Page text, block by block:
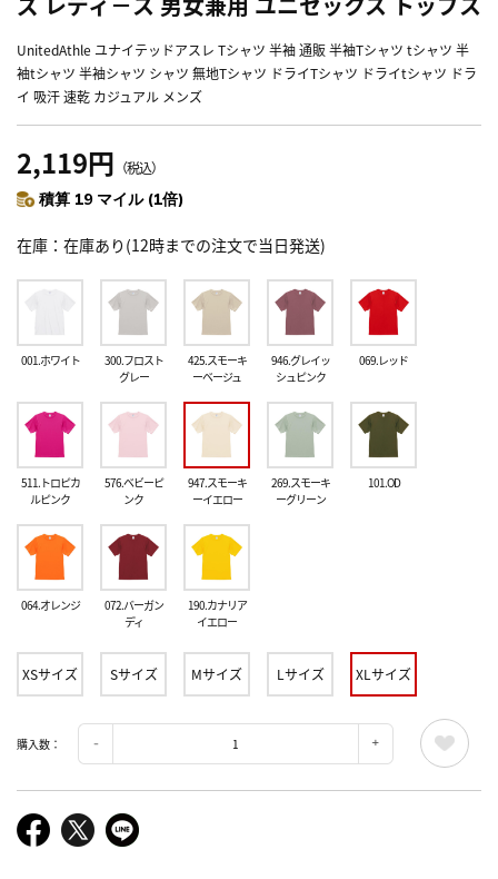
UnitedAthle ユナイテッドアスレ Tシャツ 半袖 通販 半袖Tシャツ tシャツ 半
袖tシャツ 半袖シャツ シャツ 無地Tシャツ ドライTシャツ ドライtシャツ ドラ
イ 吸汗 速乾 カジュアル メンズ
2,119円 （税込）
積算 19 マイル (1倍)
在庫 在庫あり(12時までの注文で当日発送)
001.ホワイト
300.フロスト
グレー
425.スモーキ
ーベージュ
946.グレイッ
シュピンク
069.レッド
511.トロピカ
ルピンク
576.ベビーピ
ンク
947.スモーキ
ーイエロー
269.スモーキ
ーグリーン
101.OD
064.オレンジ
072.バーガン
ディ
190.カナリア
イエロー
XSサイズ Sサイズ Mサイズ Lサイズ XLサイズ
購入数：